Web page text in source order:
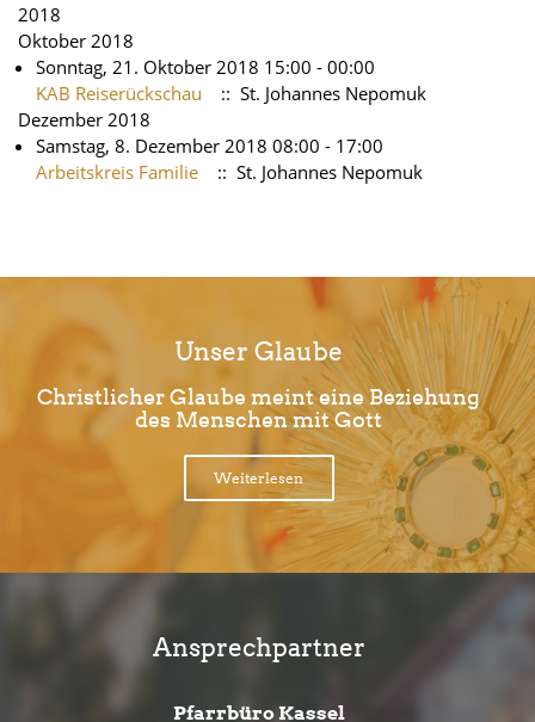
2018
Oktober 2018
Sonntag, 21. Oktober 2018 15:00 - 00:00
KAB Reiserückschau
:: St. Johannes Nepomuk
Dezember 2018
Samstag, 8. Dezember 2018 08:00 - 17:00
Arbeitskreis Familie
:: St. Johannes Nepomuk
Unser Glaube
Christlicher Glaube meint eine Beziehung
des Menschen mit Gott
Weiterlesen
Ansprechpartner
Pfarrbüro Kassel